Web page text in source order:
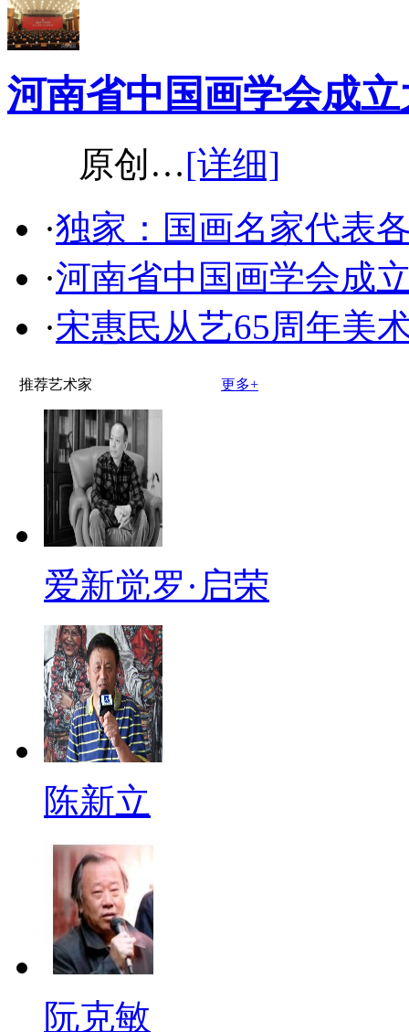
河南省中国画学会成
原创…[详细]
·独家：国画名家代表
·河南省中国画学会成
·宋惠民从艺65周年美
推荐艺术家 更多+
爱新觉罗·启荣
陈新立
阮克敏